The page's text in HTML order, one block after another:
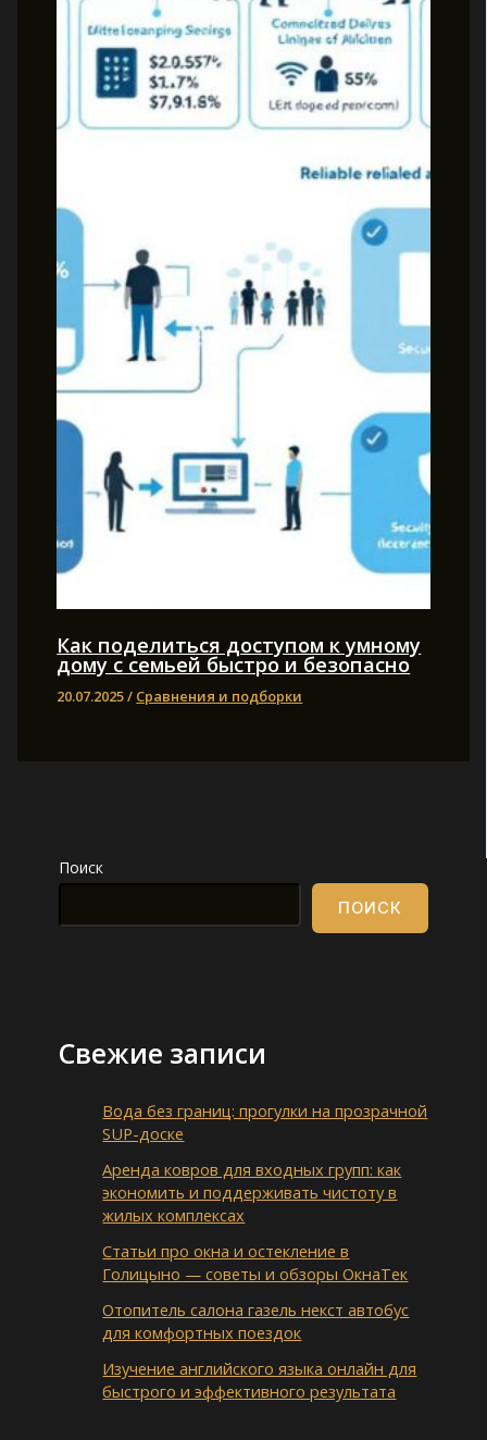
Как поделиться доступом к умному
дому с семьей быстро и безопасно
20.07.2025/ Сравнения и подборки
Поиск
ПОИСК
Свежие записи
Вода без границ: прогулки на прозрачной
SUP-доске
Аренда ковров для входных групп: как
экономить и поддерживать чистоту в
жилых комплексах
Статьи про окна и остекление в
Голицыно — советы и обзоры ОкнаТек
Отопитель салона газель некст автобус
для комфортных поездок
Изучение английского языка онлайн для
быстрого и эффективного результата